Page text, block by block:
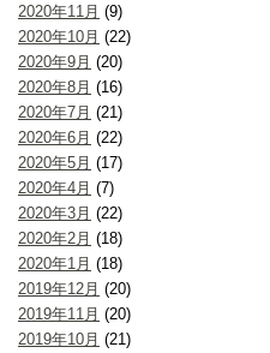
2020年11月 (9)
2020年10月 (22)
2020年9月 (20)
2020年8月 (16)
2020年7月 (21)
2020年6月 (22)
2020年5月 (17)
2020年4月 (7)
2020年3月 (22)
2020年2月 (18)
2020年1月 (18)
2019年12月 (20)
2019年11月 (20)
2019年10月 (21)